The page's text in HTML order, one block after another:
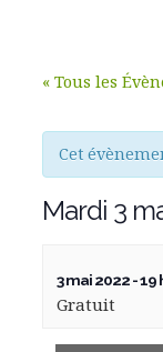
« Tous les
Cet
Mardi 3
3 mai 2022 - 19
Gratuit